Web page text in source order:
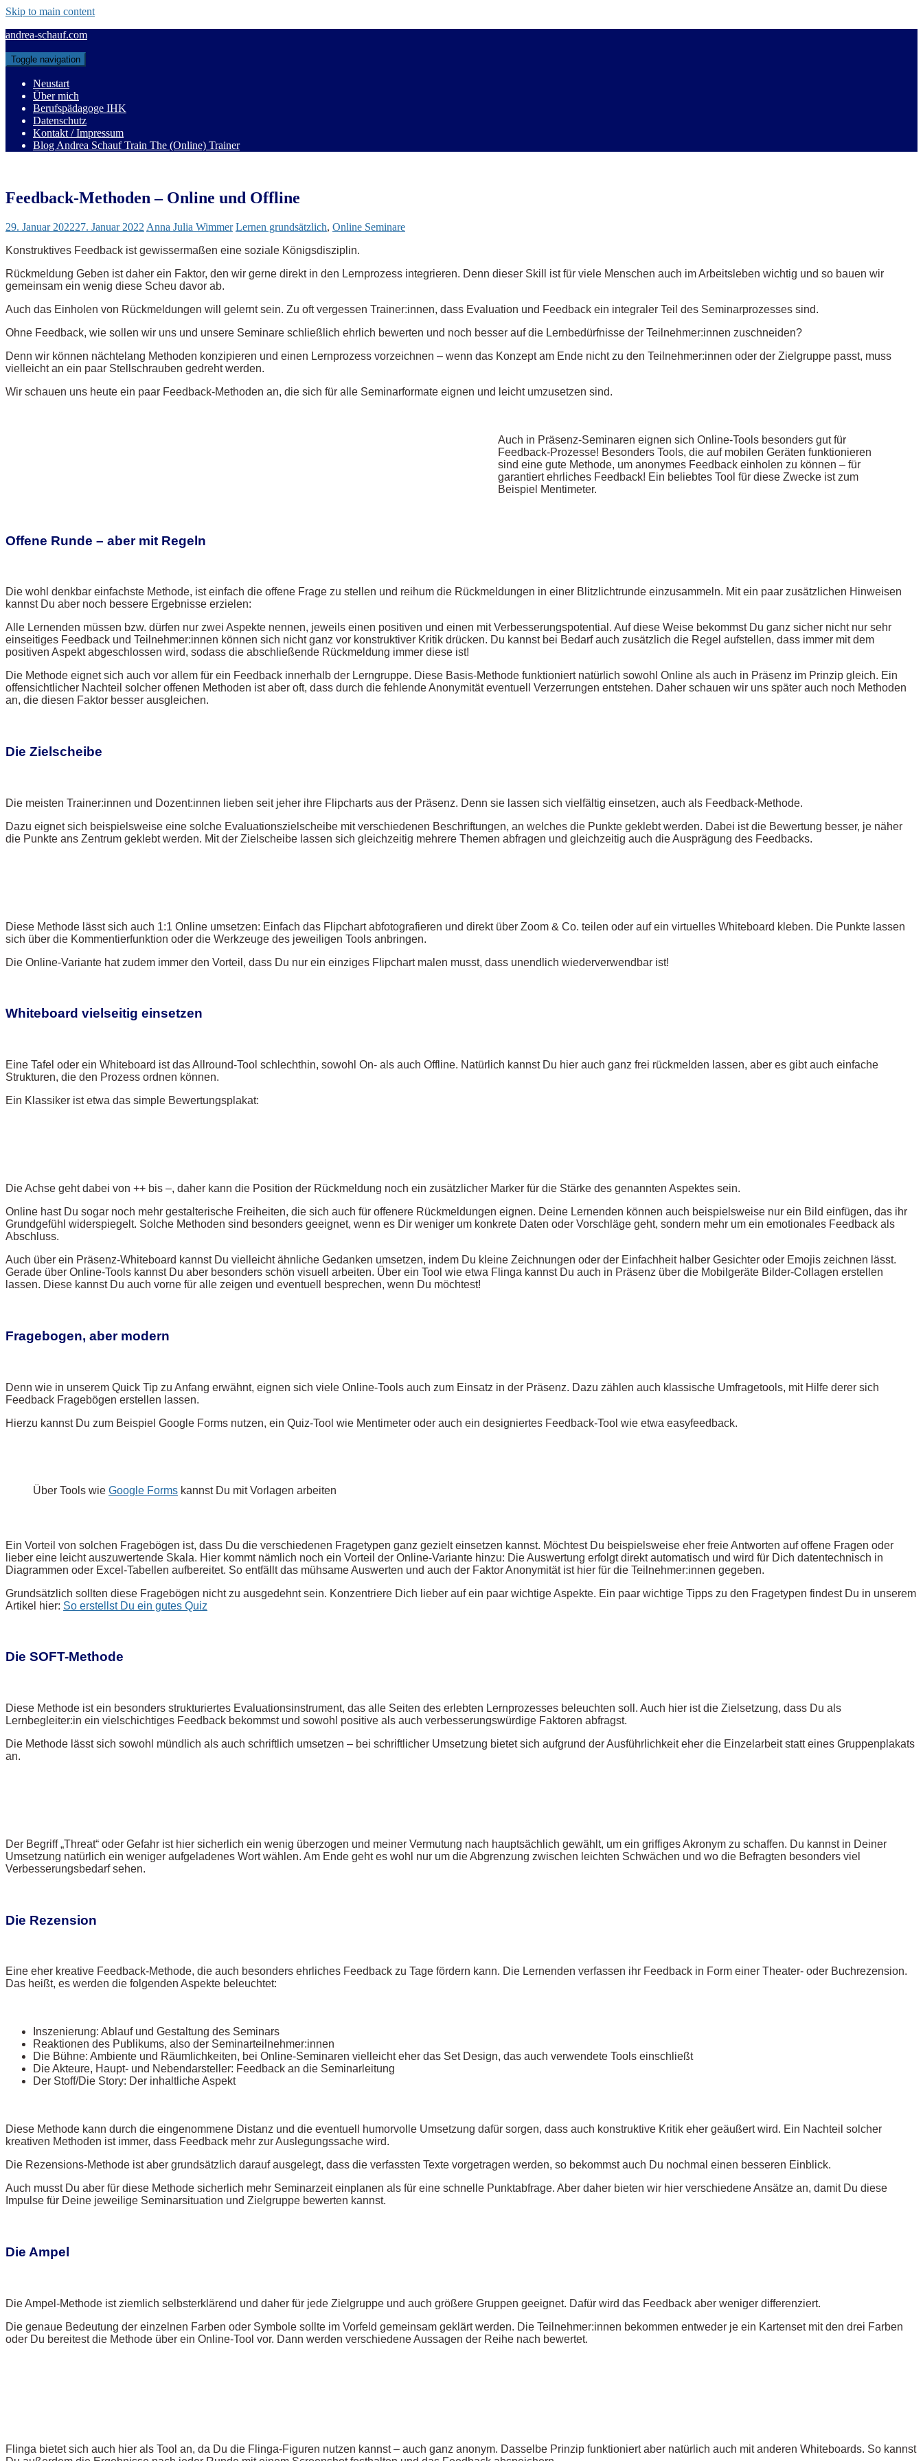
Skip to main content
andrea-schauf.com
Toggle navigation
Neustart
Über mich
Berufspädagoge IHK
Datenschutz
Kontakt / Impressum
Blog Andrea Schauf Train The (Online) Trainer
Feedback-Methoden – Online und Offline
29. Januar 202227. Januar 2022 Anna Julia Wimmer Lernen grundsätzlich, Online Seminare
Konstruktives Feedback ist gewissermaßen eine soziale Königsdisziplin.
Rückmeldung Geben ist daher ein Faktor, den wir gerne direkt in den Lernprozess integrieren. Denn dieser Skill ist für viele Menschen auch im Arbeitsleben wichtig und so bauen wir
gemeinsam ein wenig diese Scheu davor ab.
Auch das Einholen von Rückmeldungen will gelernt sein. Zu oft vergessen Trainer:innen, dass Evaluation und Feedback ein integraler Teil des Seminarprozesses sind.
Ohne Feedback, wie sollen wir uns und unsere Seminare schließlich ehrlich bewerten und noch besser auf die Lernbedürfnisse der Teilnehmer:innen zuschneiden?
Denn wir können nächtelang Methoden konzipieren und einen Lernprozess vorzeichnen – wenn das Konzept am Ende nicht zu den Teilnehmer:innen oder der Zielgruppe passt, muss
vielleicht an ein paar Stellschrauben gedreht werden.
Wir schauen uns heute ein paar Feedback-Methoden an, die sich für alle Seminarformate eignen und leicht umzusetzen sind.
Auch in Präsenz-Seminaren eignen sich Online-Tools besonders gut für
Feedback-Prozesse! Besonders Tools, die auf mobilen Geräten funktionieren
sind eine gute Methode, um anonymes Feedback einholen zu können – für
garantiert ehrliches Feedback! Ein beliebtes Tool für diese Zwecke ist zum
Beispiel Mentimeter.
Offene Runde – aber mit Regeln
Die wohl denkbar einfachste Methode, ist einfach die offene Frage zu stellen und reihum die Rückmeldungen in einer Blitzlichtrunde einzusammeln. Mit ein paar zusätzlichen Hinweisen
kannst Du aber noch bessere Ergebnisse erzielen:
Alle Lernenden müssen bzw. dürfen nur zwei Aspekte nennen, jeweils einen positiven und einen mit Verbesserungspotential. Auf diese Weise bekommst Du ganz sicher nicht nur sehr
einseitiges Feedback und Teilnehmer:innen können sich nicht ganz vor konstruktiver Kritik drücken. Du kannst bei Bedarf auch zusätzlich die Regel aufstellen, dass immer mit dem
positiven Aspekt abgeschlossen wird, sodass die abschließende Rückmeldung immer diese ist!
Die Methode eignet sich auch vor allem für ein Feedback innerhalb der Lerngruppe. Diese Basis-Methode funktioniert natürlich sowohl Online als auch in Präsenz im Prinzip gleich. Ein
offensichtlicher Nachteil solcher offenen Methoden ist aber oft, dass durch die fehlende Anonymität eventuell Verzerrungen entstehen. Daher schauen wir uns später auch noch Methoden
an, die diesen Faktor besser ausgleichen.
Die Zielscheibe
Die meisten Trainer:innen und Dozent:innen lieben seit jeher ihre Flipcharts aus der Präsenz. Denn sie lassen sich vielfältig einsetzen, auch als Feedback-Methode.
Dazu eignet sich beispielsweise eine solche Evaluationszielscheibe mit verschiedenen Beschriftungen, an welches die Punkte geklebt werden. Dabei ist die Bewertung besser, je näher
die Punkte ans Zentrum geklebt werden. Mit der Zielscheibe lassen sich gleichzeitig mehrere Themen abfragen und gleichzeitig auch die Ausprägung des Feedbacks.
Diese Methode lässt sich auch 1:1 Online umsetzen: Einfach das Flipchart abfotografieren und direkt über Zoom & Co. teilen oder auf ein virtuelles Whiteboard kleben. Die Punkte lassen
sich über die Kommentierfunktion oder die Werkzeuge des jeweiligen Tools anbringen.
Die Online-Variante hat zudem immer den Vorteil, dass Du nur ein einziges Flipchart malen musst, dass unendlich wiederverwendbar ist!
Whiteboard vielseitig einsetzen
Eine Tafel oder ein Whiteboard ist das Allround-Tool schlechthin, sowohl On- als auch Offline. Natürlich kannst Du hier auch ganz frei rückmelden lassen, aber es gibt auch einfache
Strukturen, die den Prozess ordnen können.
Ein Klassiker ist etwa das simple Bewertungsplakat:
Die Achse geht dabei von ++ bis –, daher kann die Position der Rückmeldung noch ein zusätzlicher Marker für die Stärke des genannten Aspektes sein.
Online hast Du sogar noch mehr gestalterische Freiheiten, die sich auch für offenere Rückmeldungen eignen. Deine Lernenden können auch beispielsweise nur ein Bild einfügen, das ihr
Grundgefühl widerspiegelt. Solche Methoden sind besonders geeignet, wenn es Dir weniger um konkrete Daten oder Vorschläge geht, sondern mehr um ein emotionales Feedback als
Abschluss.
Auch über ein Präsenz-Whiteboard kannst Du vielleicht ähnliche Gedanken umsetzen, indem Du kleine Zeichnungen oder der Einfachheit halber Gesichter oder Emojis zeichnen lässt.
Gerade über Online-Tools kannst Du aber besonders schön visuell arbeiten. Über ein Tool wie etwa Flinga kannst Du auch in Präsenz über die Mobilgeräte Bilder-Collagen erstellen
lassen. Diese kannst Du auch vorne für alle zeigen und eventuell besprechen, wenn Du möchtest!
Fragebogen, aber modern
Denn wie in unserem Quick Tip zu Anfang erwähnt, eignen sich viele Online-Tools auch zum Einsatz in der Präsenz. Dazu zählen auch klassische Umfragetools, mit Hilfe derer sich
Feedback Fragebögen erstellen lassen.
Hierzu kannst Du zum Beispiel Google Forms nutzen, ein Quiz-Tool wie Mentimeter oder auch ein designiertes Feedback-Tool wie etwa easyfeedback.
Über Tools wie Google Forms kannst Du mit Vorlagen arbeiten
Ein Vorteil von solchen Fragebögen ist, dass Du die verschiedenen Fragetypen ganz gezielt einsetzen kannst. Möchtest Du beispielsweise eher freie Antworten auf offene Fragen oder
lieber eine leicht auszuwertende Skala. Hier kommt nämlich noch ein Vorteil der Online-Variante hinzu: Die Auswertung erfolgt direkt automatisch und wird für Dich datentechnisch in
Diagrammen oder Excel-Tabellen aufbereitet. So entfällt das mühsame Auswerten und auch der Faktor Anonymität ist hier für die Teilnehmer:innen gegeben.
Grundsätzlich sollten diese Fragebögen nicht zu ausgedehnt sein. Konzentriere Dich lieber auf ein paar wichtige Aspekte. Ein paar wichtige Tipps zu den Fragetypen findest Du in unserem
Artikel hier: So erstellst Du ein gutes Quiz
Die SOFT-Methode
Diese Methode ist ein besonders strukturiertes Evaluationsinstrument, das alle Seiten des erlebten Lernprozesses beleuchten soll. Auch hier ist die Zielsetzung, dass Du als
Lernbegleiter:in ein vielschichtiges Feedback bekommst und sowohl positive als auch verbesserungswürdige Faktoren abfragst.
Die Methode lässt sich sowohl mündlich als auch schriftlich umsetzen – bei schriftlicher Umsetzung bietet sich aufgrund der Ausführlichkeit eher die Einzelarbeit statt eines Gruppenplakats
an.
Der Begriff „Threat“ oder Gefahr ist hier sicherlich ein wenig überzogen und meiner Vermutung nach hauptsächlich gewählt, um ein griffiges Akronym zu schaffen. Du kannst in Deiner
Umsetzung natürlich ein weniger aufgeladenes Wort wählen. Am Ende geht es wohl nur um die Abgrenzung zwischen leichten Schwächen und wo die Befragten besonders viel
Verbesserungsbedarf sehen.
Die Rezension
Eine eher kreative Feedback-Methode, die auch besonders ehrliches Feedback zu Tage fördern kann. Die Lernenden verfassen ihr Feedback in Form einer Theater- oder Buchrezension.
Das heißt, es werden die folgenden Aspekte beleuchtet:
Inszenierung: Ablauf und Gestaltung des Seminars
Reaktionen des Publikums, also der Seminarteilnehmer:innen
Die Bühne: Ambiente und Räumlichkeiten, bei Online-Seminaren vielleicht eher das Set Design, das auch verwendete Tools einschließt
Die Akteure, Haupt- und Nebendarsteller: Feedback an die Seminarleitung
Der Stoff/Die Story: Der inhaltliche Aspekt
Diese Methode kann durch die eingenommene Distanz und die eventuell humorvolle Umsetzung dafür sorgen, dass auch konstruktive Kritik eher geäußert wird. Ein Nachteil solcher
kreativen Methoden ist immer, dass Feedback mehr zur Auslegungssache wird.
Die Rezensions-Methode ist aber grundsätzlich darauf ausgelegt, dass die verfassten Texte vorgetragen werden, so bekommst auch Du nochmal einen besseren Einblick.
Auch musst Du aber für diese Methode sicherlich mehr Seminarzeit einplanen als für eine schnelle Punktabfrage. Aber daher bieten wir hier verschiedene Ansätze an, damit Du diese
Impulse für Deine jeweilige Seminarsituation und Zielgruppe bewerten kannst.
Die Ampel
Die Ampel-Methode ist ziemlich selbsterklärend und daher für jede Zielgruppe und auch größere Gruppen geeignet. Dafür wird das Feedback aber weniger differenziert.
Die genaue Bedeutung der einzelnen Farben oder Symbole sollte im Vorfeld gemeinsam geklärt werden. Die Teilnehmer:innen bekommen entweder je ein Kartenset mit den drei Farben
oder Du bereitest die Methode über ein Online-Tool vor. Dann werden verschiedene Aussagen der Reihe nach bewertet.
Flinga bietet sich auch hier als Tool an, da Du die Flinga-Figuren nutzen kannst – auch ganz anonym. Dasselbe Prinzip funktioniert aber natürlich auch mit anderen Whiteboards. So kannst